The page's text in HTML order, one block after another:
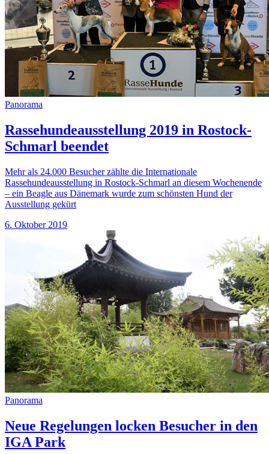
Panorama
Rassehundeausstellung 2019 in Rostock-
Schmarl beendet
Mehr als 24.000 Besucher zählte die Internationale
Rassehundeausstellung in Rostock-Schmarl an diesem Wochenende
– ein Beagle aus Dänemark wurde zum schönsten Hund der
Ausstellung gekürt
6. Oktober 2019
Panorama
Neue Regelungen locken Besucher in den
IGA Park